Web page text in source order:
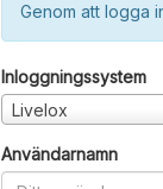
Genom att logga
Inloggningssystem
Livelox
Användarnamn